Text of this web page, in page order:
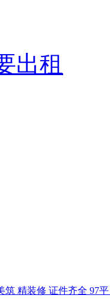
出租
筑 精装修 证件齐全 97